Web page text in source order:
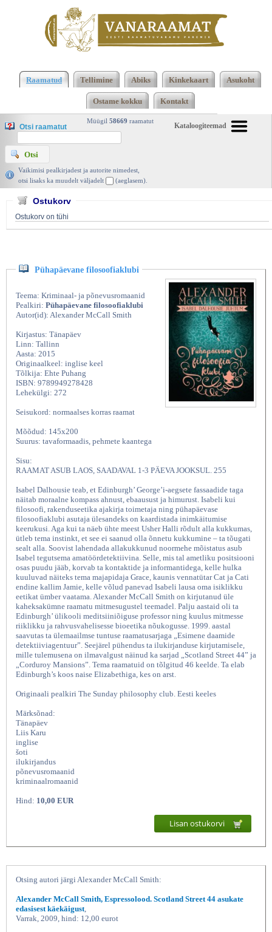
Pühapäevane filosoofiaklubi, Alexander McCall
filosoofiaklubi, Alexander McCall Smith, Tänapäev
2015 | vanaraamat. ee
Raamatud Tellimine Abiks Kinkekaart Asukoht
Ostame kokku Kontakt
Kataloogiteemad
Müügil 58669 raamatut
Otsi raamatut
Vaikimisi pealkirjadest ja autorite nimedest,
otsi lisaks ka muudelt väljadelt
(aeglasem).
Ostukorv
Ostukorv on tühi
Pühapäevane filosoofiaklubi
Teema: Kriminaal- ja põnevusromaanid
Pealkiri: Pühapäevane filosoofiaklubi
Autor(id): Alexander McCall Smith
Kirjastus: Tänapäev
Linn: Tallinn
Aasta: 2015
Originaalkeel: inglise keel
Tõlkija: Ehte Puhang
ISBN: 9789949278428
Lehekülgi: 272
Seisukord: normaalses korras raamat
Mõõdud: 145x200
Suurus: tavaformaadis, pehmete kaantega
Sisu:
RAAMAT ASUB LAOS, SAADAVAL 1-3 PÄEVA JOOKSUL. 255
Isabel Dalhousie teab, et Edinburgh’ George’i-aegsete fassaadide taga
näitab moraalne kompass ahnust, ebaausust ja himurust. Isabeli kui
filosoofi, rakenduseetika ajakirja toimetaja ning pühapäevase
filosoofiaklubi asutaja ülesandeks on kaardistada inimkäitumise
keerukusi. Aga kui ta näeb ühte meest Usher Halli rõdult alla kukkumas,
ütleb tema instinkt, et see ei saanud olla õnnetu kukkumine – ta tõugati
sealt alla. Soovist lahendada allakukkunud noormehe mõistatus asub
Isabel tegutsema amatöördetektiivina. Selle, mis tal ametliku positsiooni
osas puudu jääb, korvab ta kontaktide ja informantidega, kelle hulka
kuuluvad näiteks tema majapidaja Grace, kaunis vennatütar Cat ja Cati
endine kallim Jamie, kelle võlud panevad Isabeli lausa oma isiklikku
eetikat ümber vaatama. Alexander McCall Smith on kirjutanud üle
kaheksakümne raamatu mitmesugustel teemadel. Palju aastaid oli ta
Edinburgh’ ülikooli meditsiiniõiguse professor ning kuulus mitmesse
riiklikku ja rahvusvahelisesse bioeetika nõukogusse. 1999. aastal
saavutas ta ülemaailmse tuntuse raamatusarjaga „Esimene daamide
detektiiviagentuur”. Seejärel pühendus ta ilukirjanduse kirjutamisele,
mille tulemusena on ilmavalgust näinud ka sarjad „Scotland Street 44” ja
„Corduroy Mansions”. Tema raamatuid on tõlgitud 46 keelde. Ta elab
Edinburgh’s koos naise Elizabethiga, kes on arst.
Originaali pealkiri The Sunday philosophy club. Eesti keeles
Märksõnad:
Tänapäev
Liis Karu
inglise
šoti
ilukirjandus
põnevusromaanid
kriminaalromaanid
Hind: 10,00 EUR
Lisan ostukorvi
Otsing autori järgi Alexander McCall Smith:
Alexander McCall Smith, Espressolood. Scotland Street 44 asukate
edasisest käekäigust
Varrak, 2009, hind: 12,00 eurot